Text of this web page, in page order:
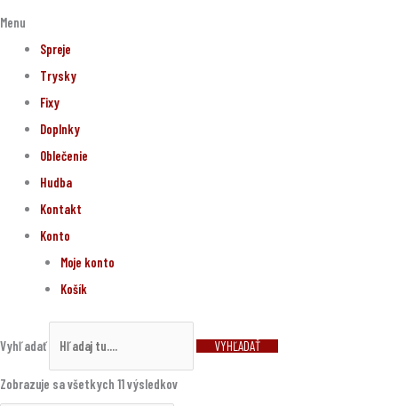
Menu
Spreje
Trysky
Fixy
Doplnky
Oblečenie
Hudba
Kontakt
Konto
Moje konto
Košík
Vyhľadať VYHĽADAŤ
Zobrazuje sa všetkych 11 výsledkov